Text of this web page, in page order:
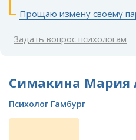
Прощаю измену своему
Задать вопрос психологам
Симакина Мария
Психолог Гамбург